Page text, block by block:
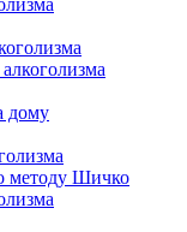
дому
методу Шичко